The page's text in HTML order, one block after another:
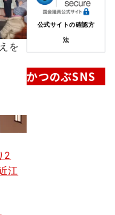
を
2
江
公式サイトの確認方
法
かつのぶSNS